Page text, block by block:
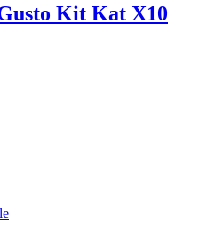
Kit Kat X10